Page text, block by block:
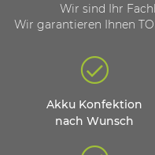
Wir sind Ihr
Wir garantieren Ihnen
Akku Konfektion
nach Wunsch